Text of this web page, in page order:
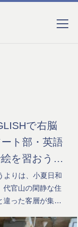
で右脳
ト部・英語
を習おう」
よりは、小夏日和
代官山の閑静な住
違った客層が集…